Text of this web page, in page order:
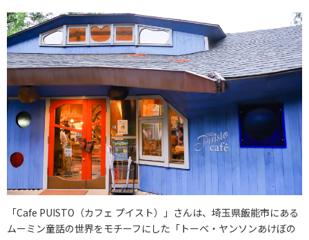
「Cafe PUISTO（カフェ プイスト）」さんは、埼玉県飯能市にある
ムーミン童話の世界をモチーフにした「トーベ・ヤンソンあけぼの